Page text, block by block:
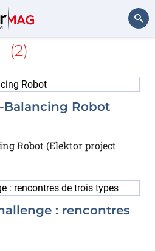
sur Wheelie
(2)
Balancing Robot
Robot (Elektor project
: rencontres